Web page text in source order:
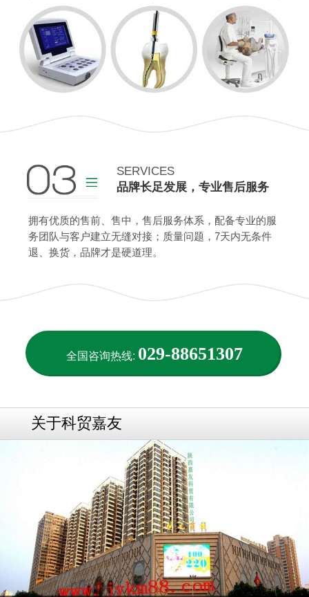
查看更多
SERVICES
品牌长足发展，专业售后服务
拥有优质的售前、售中，售后服务体系，配备专业的服
务团队与客户建立无缝对接；质量问题，7天内无条件
退、换货，品牌才是硬道理。
全国咨询热线: 029-88651307
关于科贸嘉友